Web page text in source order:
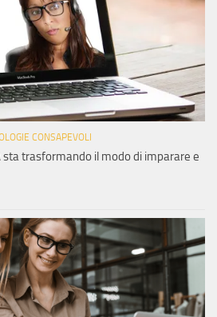
CONSAPEVOLI
sta trasformando il modo di imparare e